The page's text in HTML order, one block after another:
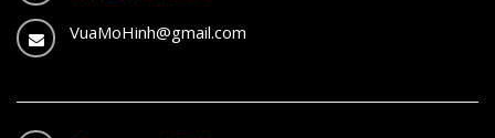
VuaMoHinh@gmail.com